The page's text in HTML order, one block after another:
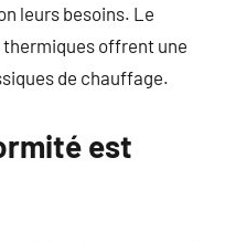
leurs besoins. Le
offrent une
de chauffage.
est